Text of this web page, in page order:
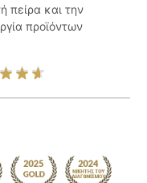
πείρα και την
προϊόντων